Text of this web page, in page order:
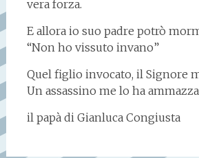
vera forza.
E allora io suo padre potrò
“Non ho vissuto invano”
Quel figlio invocato, il Signore
Un assassino me lo ha
il papà di Gianluca Congiusta